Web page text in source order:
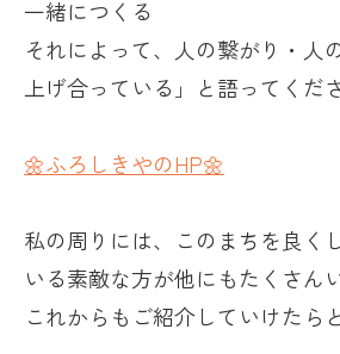
一緒につくる
それによって、人の繋がり・人
上げ合っている」と語ってくだ
🌼ふろしきやのHP🌼
私の周りには、このまちを良く
いる素敵な方が他にもたくさん
これからもご紹介していけたら